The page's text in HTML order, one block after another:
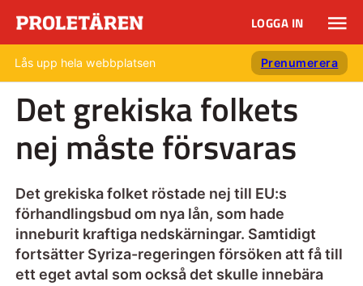
LOGGA IN
Lås upp hela webbplatsen Prenumerera
Det grekiska folkets
nej måste försvaras
Det grekiska folket röstade nej till EU:s
förhandlingsbud om nya lån, som hade
inneburit kraftiga nedskärningar. Samtidigt
fortsätter Syriza-regeringen försöken att få till
ett eget avtal som också det skulle innebära